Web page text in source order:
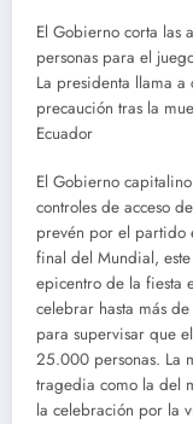
El Gobierno corta las
personas para el
La presidenta llama
precaución tras la
Ecuador
El Gobierno
controles de acceso
prevén por el partido
final del Mundial,
epicentro de la fiesta
celebrar hasta más
para supervisar que
25.000 personas. La
tragedia como la del
la celebración por la